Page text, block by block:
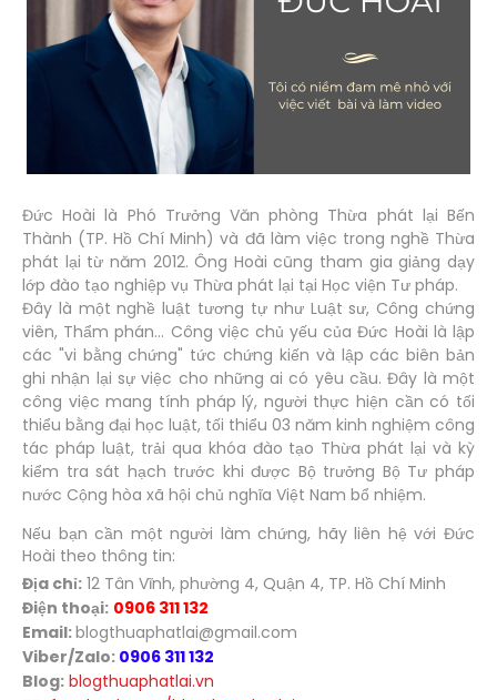
Đức Hoài là Phó Trưởng Văn phòng Thừa phát lại Bến
Thành (TP. Hồ Chí Minh) và đã làm việc trong nghề Thừa
phát lại từ năm 2012. Ông Hoài cũng tham gia giảng dạy
lớp đào tạo nghiệp vụ Thừa phát lại tại Học viện Tư pháp.
Đây là một nghề luật tương tự như Luật sư, Công chứng
viên, Thẩm phán... Công việc chủ yếu của Đức Hoài là lập
các "vi bằng chứng" tức chứng kiến và lập các biên bản
ghi nhận lại sự việc cho những ai có yêu cầu. Đây là một
công việc mang tính pháp lý, người thực hiện cần có tối
thiểu bằng đại học luật, tối thiểu 03 năm kinh nghiệm công
tác pháp luật, trải qua khóa đào tạo Thừa phát lại và kỳ
kiểm tra sát hạch trước khi được Bộ trưởng Bộ Tư pháp
nước Cộng hòa xã hội chủ nghĩa Việt Nam bổ nhiệm.
Nếu bạn cần một người làm chứng, hãy liên hệ với Đức
Hoài theo thông tin:
Địa chỉ: 12 Tân Vĩnh, phường 4, Quận 4, TP. Hồ Chí Minh
Điện thoại: 0906 311 132
Email:blogthuaphatlai@gmail.com
Viber/Zalo: 0906 311 132
Blog: blogthuaphatlai.vn